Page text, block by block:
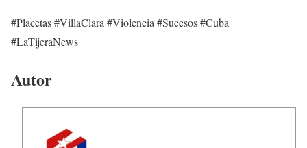
#Placetas #VillaClara #Violencia #Sucesos #Cuba
#LaTijeraNews
Autor